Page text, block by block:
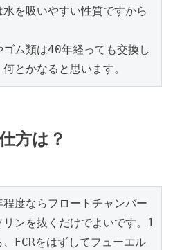
を吸いやすい性質ですから
ム類は40年経っても交換し
とかなると思います。
方は？
度ならフロートチャンバー
ンを抜くだけでよいです。1
FCRをはずしてフューエル